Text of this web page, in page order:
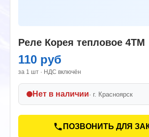
Реле Корея тепловое 4ТМ
110 руб
за 1 шт · НДС включён
Нет в наличии· г. Красноярск
ПОЗВОНИТЬ ДЛЯ